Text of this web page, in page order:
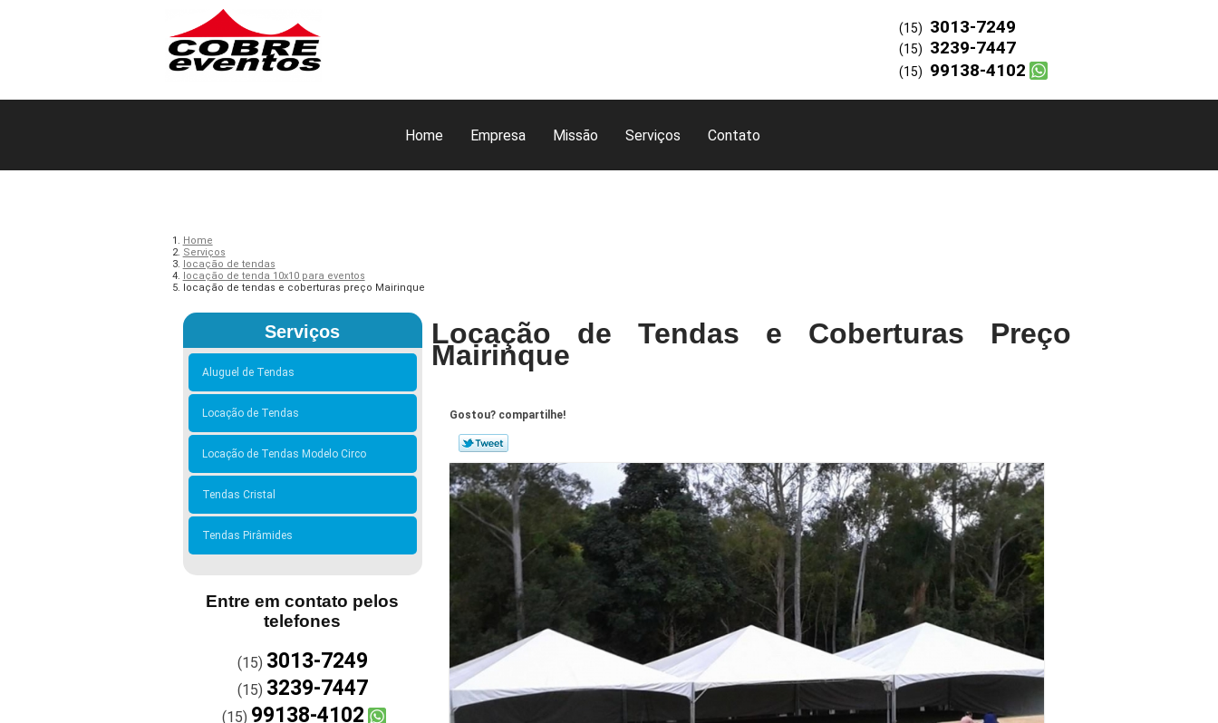
Home Empresa Missão Serviços Contato
(15) 3013-7249
(15) 3239-7447
(15) 99138-4102
Home
Serviços
locação de tendas
locação de tenda 10x10 para eventos
locação de tendas e coberturas preço Mairinque
Serviços
Aluguel de Tendas
Locação de Tendas
Locação de Tendas Modelo Circo
Tendas Cristal
Tendas Pirâmides
Entre em contato pelos
telefones
(15) 3013-7249
(15) 3239-7447
(15) 99138-4102
Locação de Tendas e Coberturas Preço
Mairinque
Gostou? compartilhe!